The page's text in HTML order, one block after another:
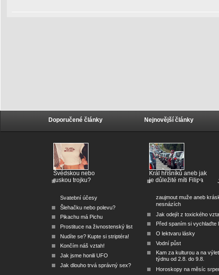
Doporučené články
Švédskou nebo
ruskou trojku?
Svatební účesy
Šlehačku nebo polevu?
Pikachu má Pichu
Prostituce na živnostenský list
Nudíte se? Kupte si striptéra!
Končím náš vztah!
Jak jsme honili UFO
Jak dlouho trvá správný sex?
Nejnovější články
Král hříšníků aneb jak
je důležité míti Filipa
zaujmout muže aneb
nesnázích
Jak odejít z toxického
Před spaním si vychlaďte
O lektvaru lásky
Vodní půst
Kam za kulturou a na
týdnu od 2.8. do 9.8.
Horoskopy na měsíc